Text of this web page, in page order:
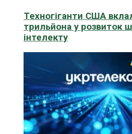
Техногіганти США
трильйона у розвиток
інтелекту